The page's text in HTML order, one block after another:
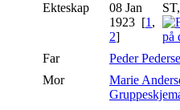
Ekteskap
08 Jan
1923 [1,
2]
Far Peder
Mor
Marie